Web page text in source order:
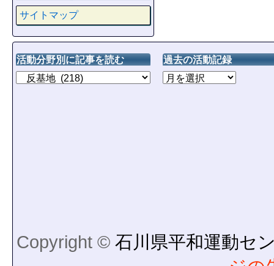
サイトマップ
活動分野別に記事を読む 過去の活動記録
Copyright © 石川県平和運動セ